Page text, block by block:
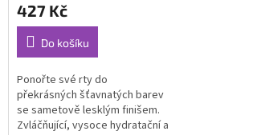
produktu
je
5,0
z
5
hvězdiček.
427 Kč
Do košíku
Ponořte své rty do
překrásných šťavnatých barev
se sametově lesklým finišem.
Zvláčňující, vysoce hydratační a